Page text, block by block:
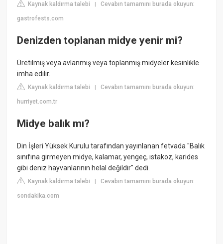
Kaynak kaldırma talebi |Cevabın tamamını burada okuyun:
gastrofests.com
Denizden toplanan midye yenir mi?
Üretilmiş veya avlanmış veya toplanmış midyeler kesinlikle
imha edilir.
Kaynak kaldırma talebi |Cevabın tamamını burada okuyun:
hurriyet.com.tr
Midye balık mı?
Din İşleri Yüksek Kurulu tarafından yayınlanan fetvada "Balık
sınıfına girmeyen midye, kalamar, yengeç, ıstakoz, karides
gibi deniz hayvanlarının helal değildir" dedi.
Kaynak kaldırma talebi |Cevabın tamamını burada okuyun:
sondakika.com